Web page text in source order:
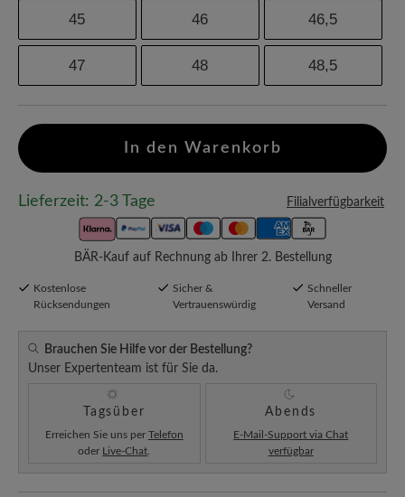
45 46 46,5
47 48 48,5
In den Warenkorb
Lieferzeit: 2-3 Tage Filialverfügbarkeit
BÄR-Kauf auf Rechnung ab Ihrer 2. Bestellung
Kostenlose
Rücksendungen
Sicher &
Vertrauenswürdig
Schneller
Versand
Brauchen Sie Hilfe vor der Bestellung?
Unser Expertenteam ist für Sie da.
Tagsüber
Erreichen Sie uns per Telefon
oder Live-Chat
Abends
E-Mail-Support via Chat
verfügbar